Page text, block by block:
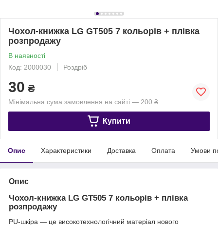
Чохол-книжка LG GT505 7 кольорів + плівка
розпродажу
В наявності
Код: 2000030
Роздріб
30 ₴
Мінімальна сума замовлення на сайті — 200 ₴
Купити
Опис Характеристики Доставка Оплата Умови
Опис
Чохол-книжка LG GT505 7 кольорів + плівка
розпродажу
PU-шкіра — це високотехнологічний матеріал нового